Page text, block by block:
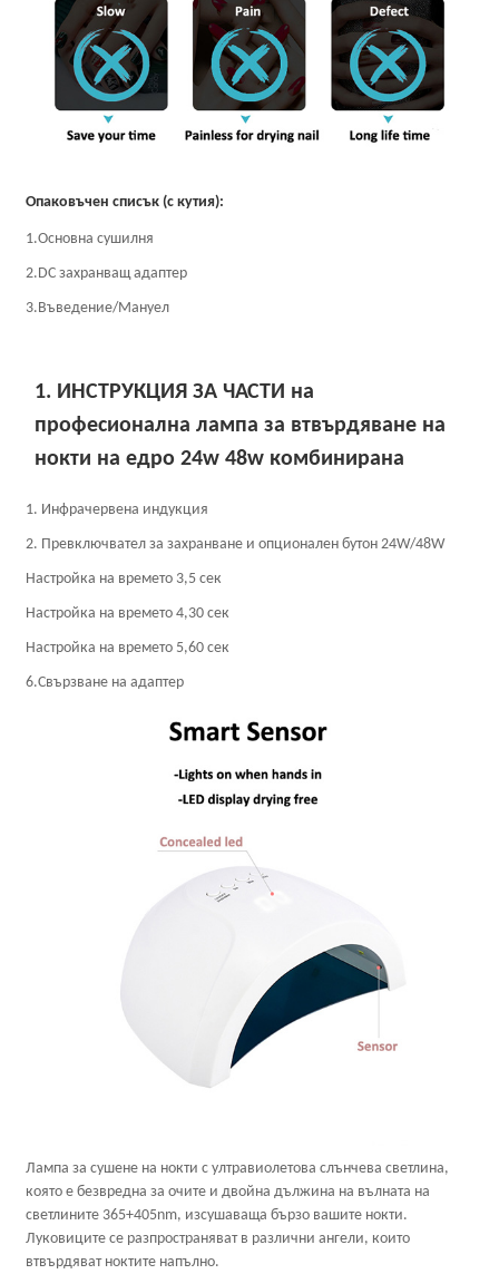
Опаковъчен списък (с кутия):
1.Основна сушилня
2.DC захранващ адаптер
3.Въведение/Мануел
1. ИНСТРУКЦИЯ ЗА ЧАСТИ на
професионална лампа за втвърдяване на
нокти на едро 24w 48w комбинирана
1. Инфрачервена индукция
2. Превключвател за захранване и опционален бутон 24W/48W
Настройка на времето 3,5 сек
Настройка на времето 4,30 сек
Настройка на времето 5,60 сек
6.Свързване на адаптер
Лампа за сушене на нокти с ултравиолетова слънчева светлина,
която е безвредна за очите и двойна дължина на вълната на
светлините 365+405nm, изсушаваща бързо вашите нокти.
Луковиците се разпространяват в различни ангели, които
втвърдяват ноктите напълно.